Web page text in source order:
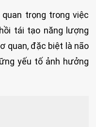
trọng trong việc
tái tạo năng lượng
quan, đặc biệt là não
yếu tố ảnh hưởng